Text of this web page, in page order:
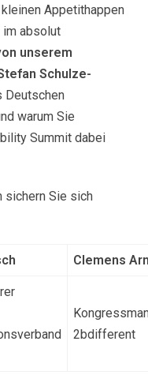
Appetithappen
im absolut
unserem
Schulze-
Deutschen
warum Sie
Summit dabei
sichern Sie sich
Clemens
2bdifferent